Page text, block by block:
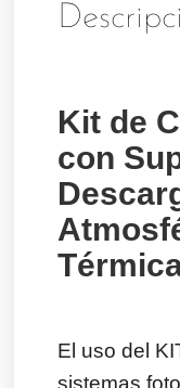
Kit de
con
El uso del
sistemas